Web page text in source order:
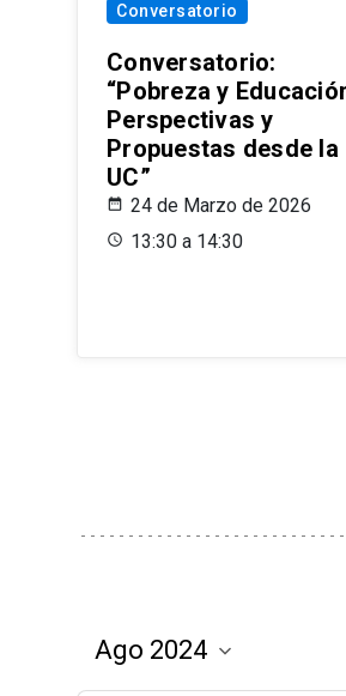
Conversatorio
Conversatorio:
“Pobreza y
Perspectivas y
Propuestas desde la
UC”
24 de Marzo de 2026
13:30 a 14:30